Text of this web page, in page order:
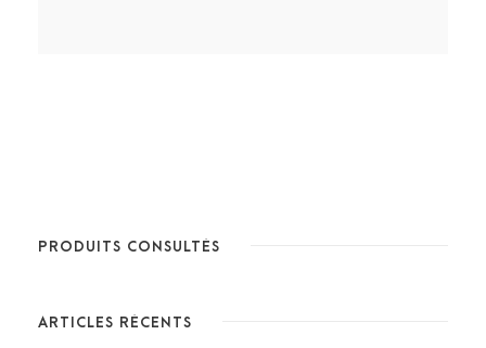
PRODUITS CONSULTÉS
ARTICLES RÉCENTS